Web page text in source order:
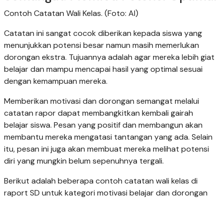
Contoh Catatan Wali Kelas. (Foto: AI)
Catatan ini sangat cocok diberikan kepada siswa yang
menunjukkan potensi besar namun masih memerlukan
dorongan ekstra. Tujuannya adalah agar mereka lebih giat
belajar dan mampu mencapai hasil yang optimal sesuai
dengan kemampuan mereka.
Memberikan motivasi dan dorongan semangat melalui
catatan rapor dapat membangkitkan kembali gairah
belajar siswa. Pesan yang positif dan membangun akan
membantu mereka mengatasi tantangan yang ada. Selain
itu, pesan ini juga akan membuat mereka melihat potensi
diri yang mungkin belum sepenuhnya tergali.
Berikut adalah beberapa contoh catatan wali kelas di
raport SD untuk kategori motivasi belajar dan dorongan